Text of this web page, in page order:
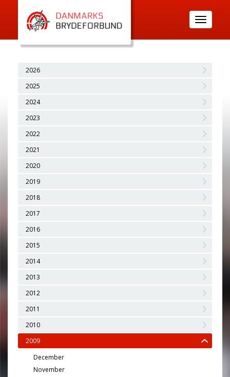
Toggle
navigation
2026
2025
2024
2023
2022
2021
2020
2019
2018
2017
2016
2015
2014
2013
2012
2011
2010
2009
December
November